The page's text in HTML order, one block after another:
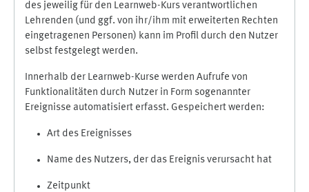
des jeweilig für den Learnweb-Kurs verantwortlichen
Lehrenden (und ggf. von ihr/ihm mit erweiterten Rechten
eingetragenen Personen) kann im Profil durch den Nutzer
selbst festgelegt werden.
Innerhalb der Learnweb-Kurse werden Aufrufe von
Funktionalitäten durch Nutzer in Form sogenannter
Ereignisse automatisiert erfasst. Gespeichert werden:
Art des Ereignisses
Name des Nutzers, der das Ereignis verursacht hat
Zeitpunkt